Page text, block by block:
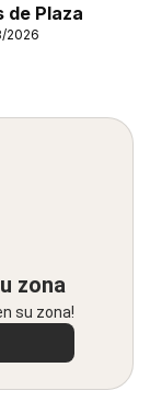
de Plaza
2026
zona
su zona!